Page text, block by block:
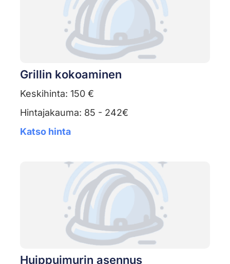
Grillin kokoaminen
Keskihinta: 150 €
Hintajakauma: 85 - 242€
Katso hinta
Huippuimurin asennus